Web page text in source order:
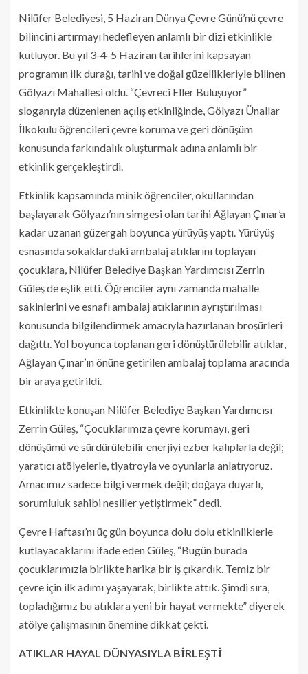
Nilüfer Belediyesi, 5 Haziran Dünya Çevre Günü’nü çevre
bilincini artırmayı hedefleyen anlamlı bir dizi etkinlikle
kutluyor. Bu yıl 3-4-5 Haziran tarihlerini kapsayan
programın ilk durağı, tarihi ve doğal güzellikleriyle bilinen
Gölyazı Mahallesi oldu. “Çevreci Eller Buluşuyor”
sloganıyla düzenlenen açılış etkinliğinde, Gölyazı Ünallar
İlkokulu öğrencileri çevre koruma ve geri dönüşüm
konusunda farkındalık oluşturmak adına anlamlı bir
etkinlik gerçekleştirdi.
Etkinlik kapsamında minik öğrenciler, okullarından
başlayarak Gölyazı’nın simgesi olan tarihi Ağlayan Çınar’a
kadar uzanan güzergah boyunca yürüyüş yaptı. Yürüyüş
esnasında sokaklardaki ambalaj atıklarını toplayan
çocuklara, Nilüfer Belediye Başkan Yardımcısı Zerrin
Güleş de eşlik etti. Öğrenciler aynı zamanda mahalle
sakinlerini ve esnafı ambalaj atıklarının ayrıştırılması
konusunda bilgilendirmek amacıyla hazırlanan broşürleri
dağıttı. Yol boyunca toplanan geri dönüştürülebilir atıklar,
Ağlayan Çınar’ın önüne getirilen ambalaj toplama aracında
bir araya getirildi.
Etkinlikte konuşan Nilüfer Belediye Başkan Yardımcısı
Zerrin Güleş, “Çocuklarımıza çevre korumayı, geri
dönüşümü ve sürdürülebilir enerjiyi ezber kalıplarla değil;
yaratıcı atölyelerle, tiyatroyla ve oyunlarla anlatıyoruz.
Amacımız sadece bilgi vermek değil; doğaya duyarlı,
sorumluluk sahibi nesiller yetiştirmek” dedi.
Çevre Haftası’nı üç gün boyunca dolu dolu etkinliklerle
kutlayacaklarını ifade eden Güleş, “Bugün burada
çocuklarımızla birlikte harika bir iş çıkardık. Temiz bir
çevre için ilk adımı yaşayarak, birlikte attık. Şimdi sıra,
topladığımız bu atıklara yeni bir hayat vermekte” diyerek
atölye çalışmasının önemine dikkat çekti.
ATIKLAR HAYAL DÜNYASIYLA BİRLEŞTİ